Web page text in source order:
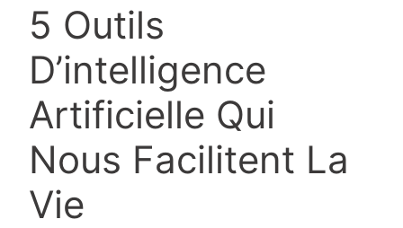
5 Outils
D’intelligence
Artificielle Qui
Nous Facilitent La
Vie